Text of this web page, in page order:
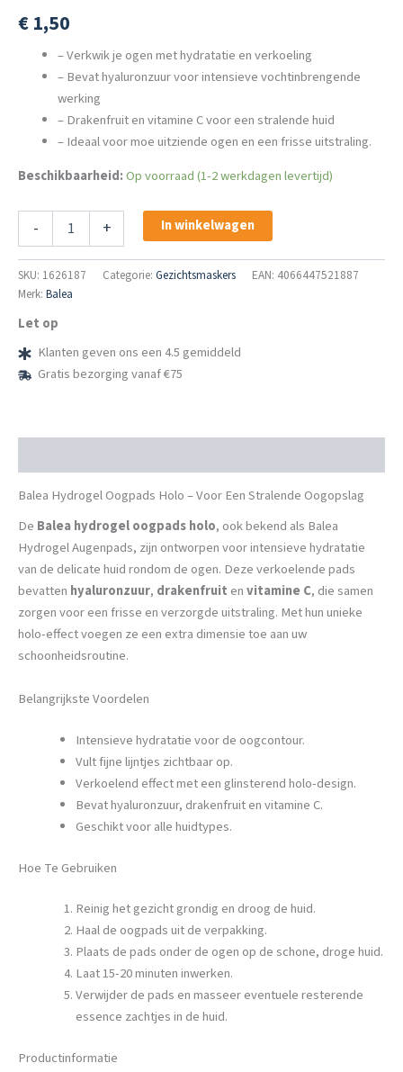
€1,50
– Verkwik je ogen met hydratatie en verkoeling
– Bevat hyaluronzuur voor intensieve vochtinbrengende
werking
– Drakenfruit en vitamine C voor een stralende huid
– Ideaal voor moe uitziende ogen en een frisse uitstraling.
Beschikbaarheid:Op voorraad (1-2 werkdagen levertijd)
-
Hydrogel
Holo
–
Ogen
aantal
+ In winkelwagen
SKU: 1626187 Categorie: Gezichtsmaskers
EAN: 4066447521887
Merk: Balea
Let op
Klanten geven ons een 4.5 gemiddeld
Gratis bezorging vanaf €75
Balea Hydrogel Oogpads Holo – Voor Een Stralende Oogopslag
De Balea hydrogel oogpads holo, ook bekend als Balea
Hydrogel Augenpads, zijn ontworpen voor intensieve hydratatie
van de delicate huid rondom de ogen. Deze verkoelende pads
bevatten hyaluronzuur, drakenfruit envitamine C, die samen
zorgen voor een frisse en verzorgde uitstraling. Met hun unieke
holo-effect voegen ze een extra dimensie toe aan uw
schoonheidsroutine.
Belangrijkste Voordelen
Intensieve hydratatie voor de oogcontour.
Vult fijne lijntjes zichtbaar op.
Verkoelend effect met een glinsterend holo-design.
Bevat hyaluronzuur, drakenfruit en vitamine C.
Geschikt voor alle huidtypes.
Hoe Te Gebruiken
Reinig het gezicht grondig en droog de huid.
Haal de oogpads uit de verpakking.
Plaats de pads onder de ogen op de schone, droge huid.
Laat 15-20 minuten inwerken.
Verwijder de pads en masseer eventuele resterende
essence zachtjes in de huid.
Productinformatie